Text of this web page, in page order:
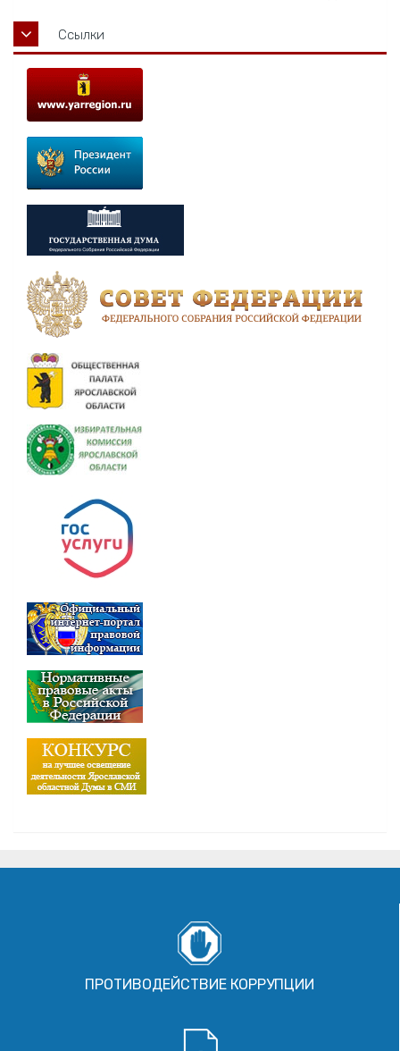
Ссылки
ПРОТИВОДЕЙСТВИЕ КОРРУПЦИИ